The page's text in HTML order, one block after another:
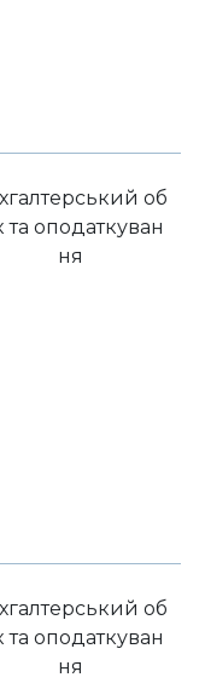
об
та оподаткуван
ня
об
та оподаткуван
ня